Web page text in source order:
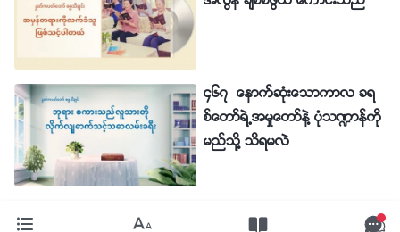
၄၆၇ ေနာက္ဆုံးေသာကာလ ခရ
စ္ေတာ္ရဲ႕အမႈေတာ္နဲ႔ ပုံသ႑ာန္ကို
မည္သို႔ သိရမလဲ